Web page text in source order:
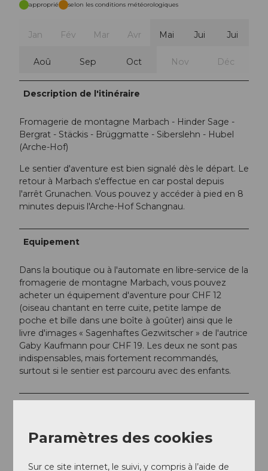
approprié selon les conditions météorologiques
Jan Fév Mar Avr Mai Jui Jui
Aoû Sep Oct Nov Déc
Description de l'itinéraire
Fromagerie de montagne Marbach - Hinder Sage -
Bergrat - Stäckis - Brüggmatte - Siberslehn - Hubel
(Arche-Hof)
Le sentier d'aventure est bien signalé dès le départ. Le
retour à Marbach s'effectue en car postal depuis
l'arrêt Grunachen. Vous pouvez y accéder à pied en 8
minutes depuis l'Arche-Hof Schangnau.
Equipement
Dans la boutique ou à l'automate en libre-service de la
fromagerie de montagne Marbach, vous pouvez
acheter un équipement d'aventure pour CHF 12
(oiseau chantant en terre cuite, petite lampe de
poche et bille dans une boîte à goûter) ainsi que le
livre d'images « Sagenhaftes Gezwitscher » de l'autrice
Gaby Kaufmann pour CHF 19. Les deux ne sont pas
indispensables, mais fortement recommandés,
surtout si le sentier est parcouru avec des enfants.
Paramètres des cookies
Sur ce site internet, le suivi, y compris à l’aide de